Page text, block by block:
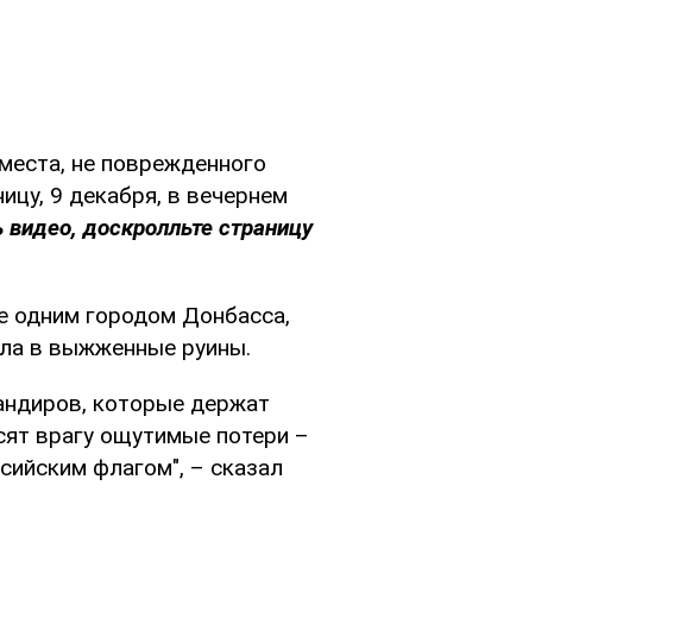
не поврежденного
9 декабря, в вечернем
доскролльте страницу
одним городом Донбасса,
в выжженные руины.
которые держат
врагу ощутимые потери –
флагом", – сказал